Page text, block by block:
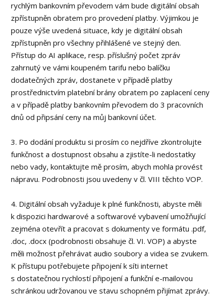
rychlým bankovním převodem vám bude digitální obsah
zpřístupněn obratem pro provedení platby. Výjimkou je
pouze výše uvedená situace, kdy je digitální obsah
zpřístupněn pro všechny přihlášené ve stejný den.
Přístup do AI aplikace, resp. příslušný počet zpráv
zahrnutý ve vámi koupeném tarifu nebo balíčku
dodatečných zpráv, dostanete v případě platby
prostřednictvím platební brány obratem po zaplacení ceny
a v případě platby bankovním převodem do 3 pracovních
dnů od připsání ceny na můj bankovní účet.
3. Po dodání produktu si prosím co nejdříve zkontrolujte
funkčnost a dostupnost obsahu a zjistíte-li nedostatky
nebo vady, kontaktujte mě prosím, abych mohla provést
nápravu. Podrobnosti jsou uvedeny v čl. VIII těchto VOP.
4. Digitální obsah vyžaduje k plné funkčnosti, abyste měli
k dispozici hardwarové a softwarové vybavení umožňující
zejména otevřít a pracovat s dokumenty ve formátu .pdf,
.doc, .docx (podrobnosti obsahuje čl. VI. VOP) a abyste
měli možnost přehrávat audio soubory a videa se zvukem.
K přístupu potřebujete připojení k síti internet
s dostatečnou rychlostí připojení a funkční e-mailovou
schránkou udržovanou ve stavu schopném přijímat zprávy.